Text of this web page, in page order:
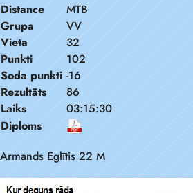
Distance
MTB
Grupa
VV
Vieta
32
Punkti
102
Soda punkti -16
Rezultāts
86
Laiks
03:15:30
Diploms
Armands Eglītis 22 M